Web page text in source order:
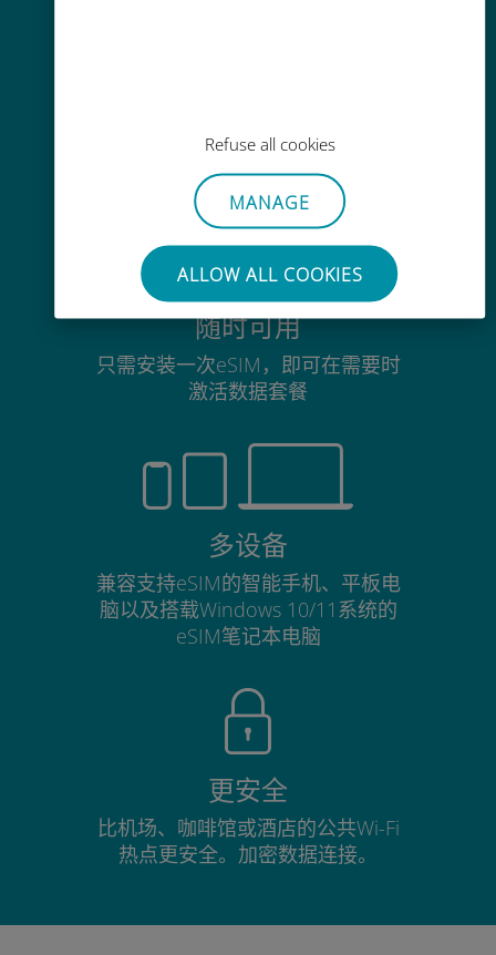
Refuse all cookies
MANAGE
ALLOW ALL COOKIES
毫不费力
无需取出您现有的SIM卡
随时可用
只需安装一次eSIM，即可在需要时
激活数据套餐
多设备
兼容支持eSIM的智能手机、平板电
脑以及搭载Windows 10/11系统的
eSIM笔记本电脑
更安全
比机场、咖啡馆或酒店的公共Wi-Fi
热点更安全。加密数据连接。